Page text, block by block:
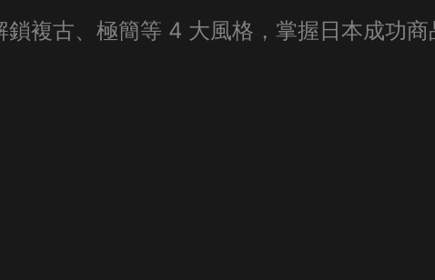
複古、極簡等 4 大風格，掌握日本成功商